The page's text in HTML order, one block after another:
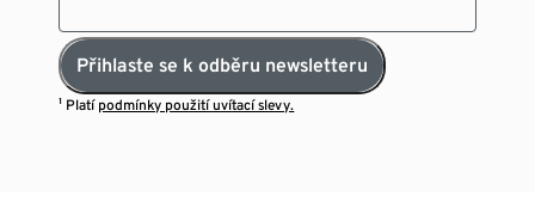
Přihlaste se k odběru newsletteru
¹ Platí podmínky použití uvítací slevy.